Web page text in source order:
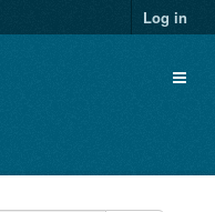
Log in